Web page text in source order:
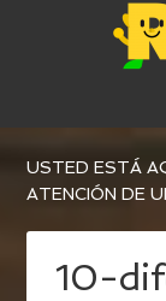
USTED ESTÁ
ATENCIÓN DE
10-